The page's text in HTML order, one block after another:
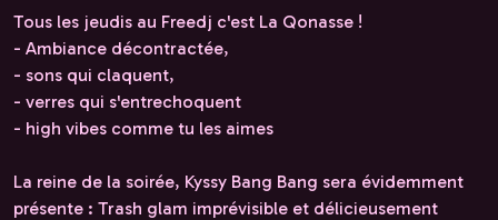
Tous les jeudis au Freedj c'est La Qonasse !
- Ambiance décontractée,
- sons qui claquent,
- verres qui s'entrechoquent
- high vibes comme tu les aimes
La reine de la soirée, Kyssy Bang Bang sera évidemment
présente : Trash glam imprévisible et délicieusement